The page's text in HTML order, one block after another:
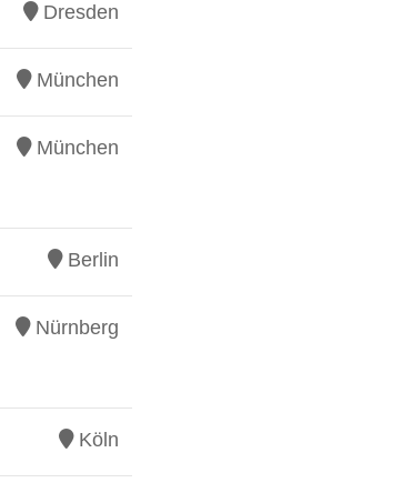
Dresden
München
München
Berlin
Nürnberg
Köln